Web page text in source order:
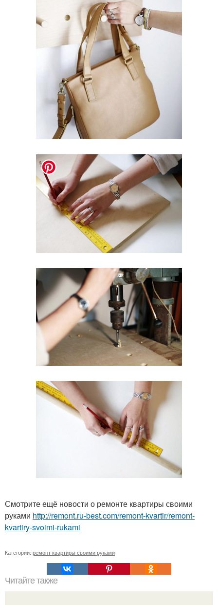
Смотрите ещё новости о ремонте квартиры своими
руками http://remont.ru-best.com/remont-kvartir/remont-
kvartiry-svoimi-rukami
Категории: ремонт квартиры своими руками
Читайте также